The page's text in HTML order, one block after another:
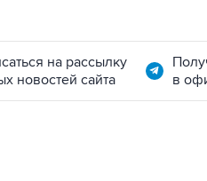
на рассылку
новостей сайта
в